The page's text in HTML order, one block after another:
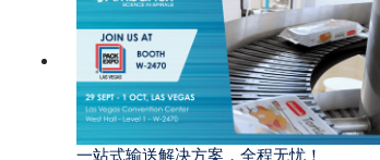
一站式输送解决方案，全程无忧！